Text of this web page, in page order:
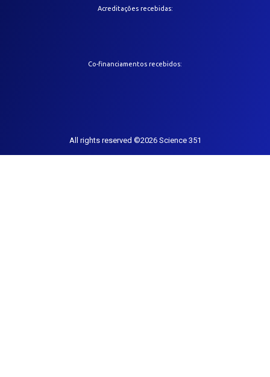
Acreditações recebidas:
Co-financiamentos recebidos:
All rights reserved ©2026 Science 351